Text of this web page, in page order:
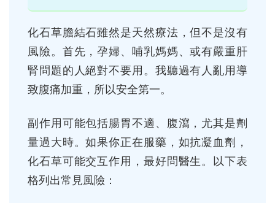
化石草膽結石雖然是天然療法，但不是沒有
風險。首先，孕婦、哺乳媽媽、或有嚴重肝
腎問題的人絕對不要用。我聽過有人亂用導
致腹痛加重，所以安全第一。
副作用可能包括腸胃不適、腹瀉，尤其是劑
量過大時。如果你正在服藥，如抗凝血劑，
化石草可能交互作用，最好問醫生。以下表
格列出常見風險：